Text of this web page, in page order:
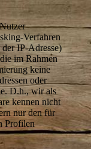
Verfahren
IP-Adresse)
im Rahmen
keine
oder
D.h., wir als
kennen nicht
nur den für
Profilen